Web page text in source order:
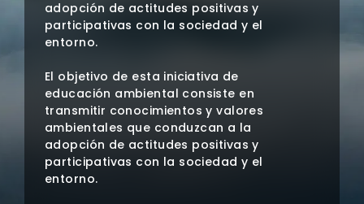
adopción de actitudes positivas y
participativas con la sociedad y el
entorno.
El objetivo de esta iniciativa de
educación ambiental consiste en
transmitir conocimientos y valores
ambientales que conduzcan a la
adopción de actitudes positivas y
participativas con la sociedad y el
entorno.